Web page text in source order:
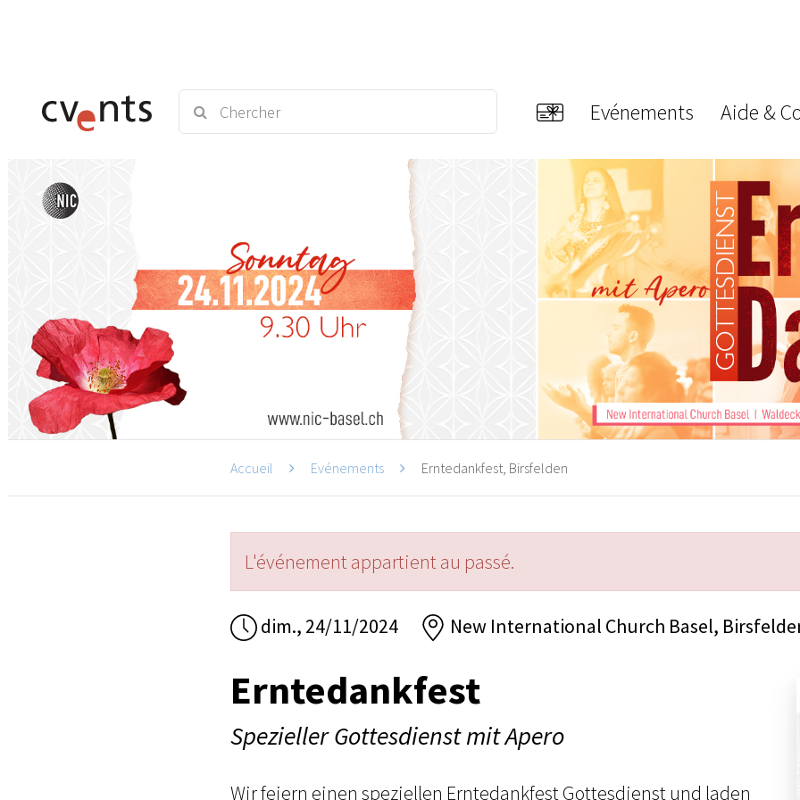
Evénements Aide &
Accueil Evénements Erntedankfest, Birsfelden
L'événement appartient au passé.
dim., 24/11/2024 New International Church Basel,
Erntedankfest
Spezieller Gottesdienst mit Apero
Wir feiern einen speziellen Erntedankfest Gottesdienst und laden